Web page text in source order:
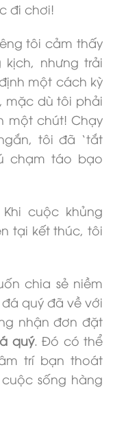
đi chơi!
tôi cảm thấy
nhưng trải
một cách kỳ
mặc dù tôi phải
một chút! Chạy
tôi đã ‘tắt
chạm táo bạo
cuộc khủng
tại kết thúc, tôi
chia sẻ niềm
quý đã về với
nhận đơn đặt
quý. Đó có thể
trí bạn thoát
sống hàng